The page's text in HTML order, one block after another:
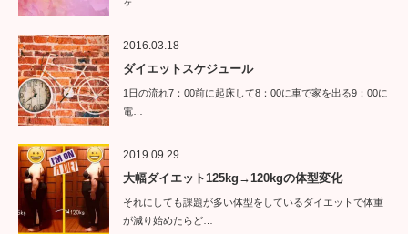
2016.03.18
ダイエットスケジュール
1日の流れ7：00前に起床して8：00に車で家を出る9：00に
電…
2019.09.29
大幅ダイエット125kg→120kgの体型変化
それにしても課題が多い体型をしているダイエットで体重
が減り始めたらど…